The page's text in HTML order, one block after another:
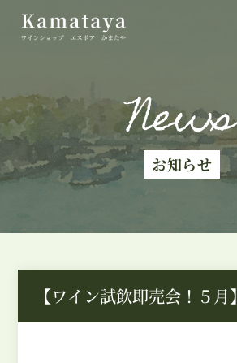
News
お知らせ
【ワイン試飲即売会！５月】